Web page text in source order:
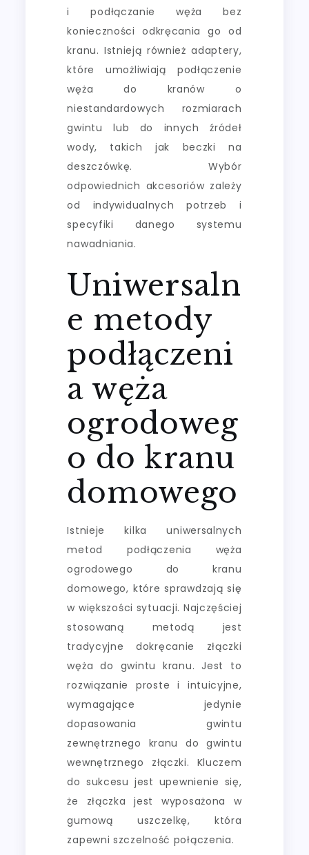
i podłączanie węża bez
konieczności odkręcania go od
kranu. Istnieją również adaptery,
które umożliwiają podłączenie
węża do kranów o
niestandardowych rozmiarach
gwintu lub do innych źródeł
wody, takich jak beczki na
deszczówkę. Wybór
odpowiednich akcesoriów zależy
od indywidualnych potrzeb i
specyfiki danego systemu
nawadniania.
Uniwersaln
e metody
podłączeni
a węża
ogrodoweg
o do kranu
domowego
Istnieje kilka uniwersalnych
metod podłączenia węża
ogrodowego do kranu
domowego, które sprawdzają się
w większości sytuacji. Najczęściej
stosowaną metodą jest
tradycyjne dokręcanie złączki
węża do gwintu kranu. Jest to
rozwiązanie proste i intuicyjne,
wymagające jedynie
dopasowania gwintu
zewnętrznego kranu do gwintu
wewnętrznego złączki. Kluczem
do sukcesu jest upewnienie się,
że złączka jest wyposażona w
gumową uszczelkę, która
zapewni szczelność połączenia.